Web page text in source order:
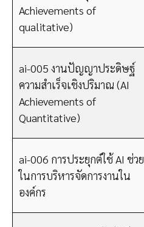
Achievements of
qualitative)
ai-005 งานปัญญาประดิษฐ์
ความสำเร็จเชิงปริมาณ (AI
Achievements of
Quantitative)
ai-006 การประยุกต์ใช้ AI ช่วย
ในการบริหารจัดการงานใน
องค์กร